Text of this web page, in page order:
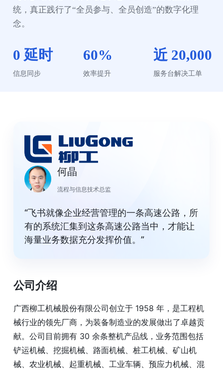
统，真正践行了“全员参与、全员创造”的数字化理
念。
0 延时
信息同步
60%
效率提升
近 20,000
服务台解决工单
何晶
流程与信息技术总监
“飞书就像企业经营管理的一条高速公路，所
有的系统汇集到这条高速公路当中，才能让
海量业务数据充分发挥价值。”
公司介绍
广西柳工机械股份有限公司创立于 1958 年，是工程机
械行业的领先厂商，为装备制造业的发展做出了卓越贡
献。公司目前拥有 30 余条整机产品线，业务范围包括
铲运机械、挖掘机械、路面机械、桩工机械、矿山机
械、农业机械、起重机械、工业车辆、预应力机械、混